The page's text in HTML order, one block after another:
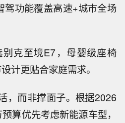
驾功能覆盖高速+城市全场
克至境E7，母婴级座椅
计更贴合家庭需求。
，而非撑面子。根据2026
算优先考虑新能源车型，